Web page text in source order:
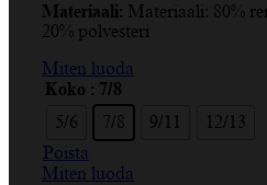
Materiaali: Materiaali: 80%
20% polyesteri
Miten luoda
Koko : 7/8
5/6
7/8 9/11
12/13
Poista
Miten luoda